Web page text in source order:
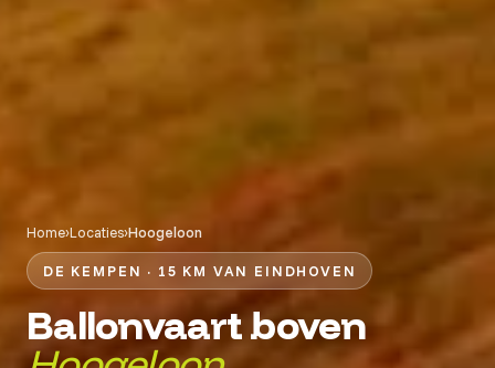
Home›Locaties›Hoogeloon
DE KEMPEN · 15 KM VAN EINDHOVEN
Ballonvaart boven